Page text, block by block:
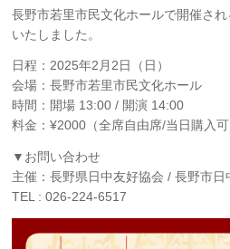
長野市若里市民文化ホールで開催さ
いたしました。
日程：2025年2月2日（日）
会場：長野市若里市民文化ホール
時間：開場 13:00 / 開演 14:00
料金：¥2000（全席自由席/当日購入可
▼お問い合わせ
主催：長野県日中友好協会 / 長野市日
TEL : 026-224-6517